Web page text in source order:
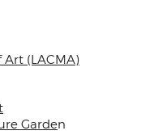
Art (LACMA)
Garden